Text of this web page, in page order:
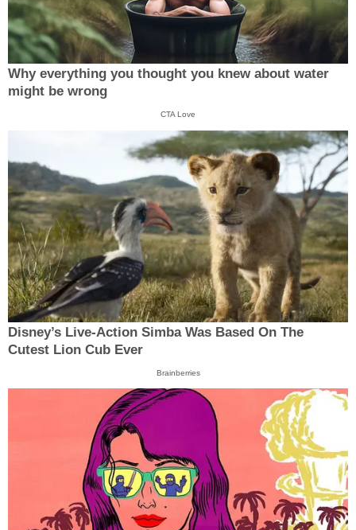
Why everything you thought you knew about water
might be wrong
CTA Love
Disney’s Live-Action Simba Was Based On The
Cutest Lion Cub Ever
Brainberries